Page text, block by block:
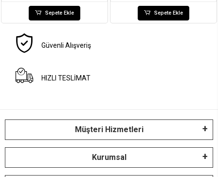
Sepete Ekle Sepete Ekle
Güvenli Alışveriş
HIZLI TESLİMAT
Müşteri Hizmetleri
Kurumsal